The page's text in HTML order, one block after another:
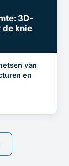
3D-
de knie
van
en